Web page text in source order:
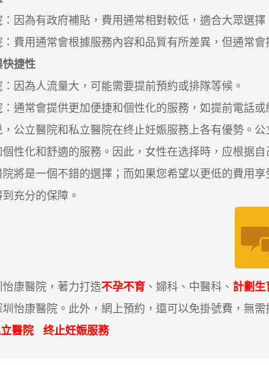
為有政府補貼，費用通常相對較低，適合大眾選擇
用通常會根據服務內容和品質有所差異，但通常會
快捷性
為人流量大，可能需要提前預約或排隊等候。
常會提供更加便捷和個性化的服務，如提前電話或
立醫院和私立醫院在终止妊娠服務上各有優勢。公
個性化和舒適的服務。因此，女性在选择時，应根据
院將是一個不錯的選擇；而如果您希望以更低的費用
充分的保障。
康醫院，著力打造不孕不育 、婦科、中醫科、 計劃生
圳怡康醫院。此外，網上預約，還可以免掛號費，無
醫院 终止妊娠服務